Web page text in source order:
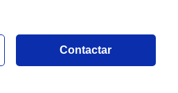
Contactar